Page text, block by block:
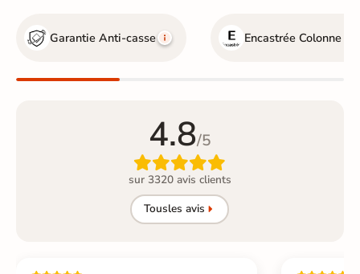
Garantie Anti-casse Encastrée Colonne
4.8/5

sur 3320 avis clients
Tousles avis